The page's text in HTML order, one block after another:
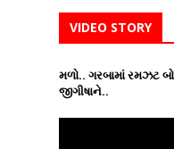
VIDEO STORY
મળો.. ગરબામાં રમઝટ
જીગીષાને..